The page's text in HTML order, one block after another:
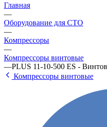
Главная
—
Оборудование для СТО
—
Компрессоры
—
Компрессоры винтовые
—PLUS 11-10-500 ES -
Компрессоры винтовые